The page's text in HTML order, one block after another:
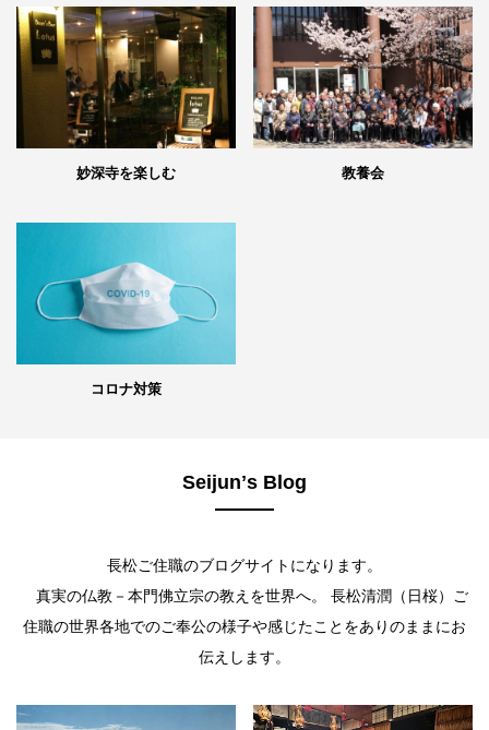
妙深寺を楽しむ 教養会
コロナ対策
Seijunʼs Blog
長松ご住職のブログサイトになります。
真実の仏教－本門佛立宗の教えを世界へ。 長松清潤（日桜）ご
住職の世界各地でのご奉公の様子や感じたことをありのままにお
伝えします。